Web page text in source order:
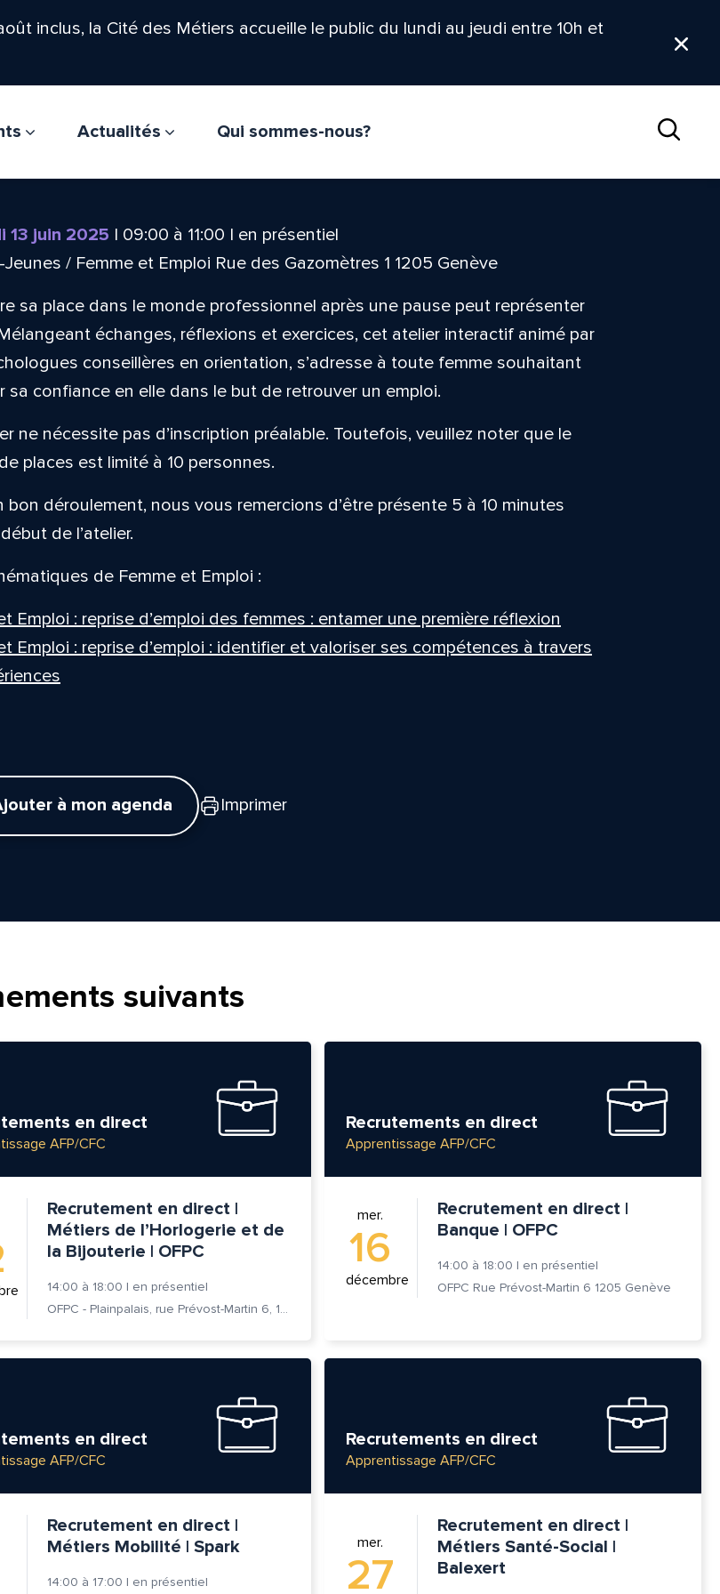
inclus, la Cité des Métiers accueille le public du lundi au jeudi entre 10h et
Actualités
Qui sommes-nous?
13 juin 2025 | 09:00 à 11:00 | en présentiel
Jeunes / Femme et Emploi Rue des Gazomètres 1 1205 Genève
sa place dans le monde professionnel après une pause peut représenter
échanges, réflexions et exercices, cet atelier interactif animé par
conseillères en orientation, s’adresse à toute femme souhaitant
sa confiance en elle dans le but de retrouver un emploi.
ne nécessite pas d’inscription préalable. Toutefois, veuillez noter que le
places est limité à 10 personnes.
bon déroulement, nous vous remercions d’être présente 5 à 10 minutes
de l’atelier.
de Femme et Emploi :
Emploi : reprise d’emploi des femmes : entamer une première réflexion
Emploi : reprise d’emploi : identifier et valoriser ses compétences à travers
à mon agenda Imprimer
suivants
en direct
AFP/CFC
Recrutement en direct |
Métiers de l’Horlogerie et de
la Bijouterie | OFPC
14:00 à 18:00 | en présentiel
OFPC - Plainpalais, rue Prévost-Martin 6, 1205 Genève
Recrutements en direct
Apprentissage AFP/CFC
mer.
16
décembre
Recrutement en direct |
Banque | OFPC
14:00 à 18:00 | en présentiel
OFPC Rue Prévost-Martin 6 1205 Genève
en direct
AFP/CFC
Recrutement en direct |
Métiers Mobilité | Spark
14:00 à 17:00 | en présentiel
Recrutements en direct
Apprentissage AFP/CFC
mer.
27
Recrutement en direct |
Métiers Santé-Social |
Balexert
la pertinence de cette